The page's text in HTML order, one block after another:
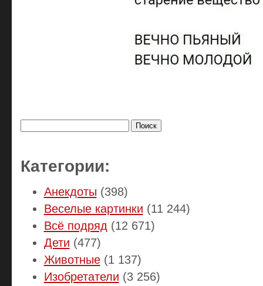
Категории:
Анекдоты (398)
Веселые картинки (11 244)
Всё подряд (12 671)
Дети (477)
Животные(1 137)
Изобретатели (3 256)